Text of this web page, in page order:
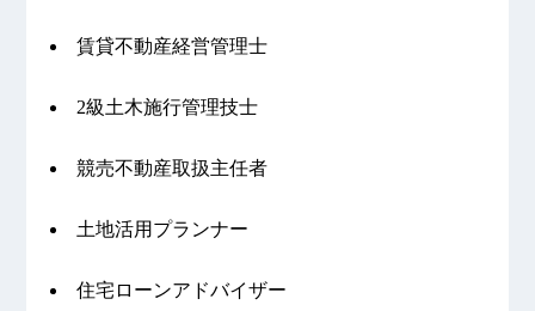
賃貸不動産経営管理士
2級土木施行管理技士
競売不動産取扱主任者
土地活用プランナー
住宅ローンアドバイザー